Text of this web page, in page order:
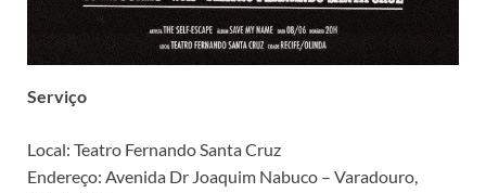
Serviço
Local: Teatro Fernando Santa Cruz
Endereço: Avenida Dr Joaquim Nabuco – Varadouro,